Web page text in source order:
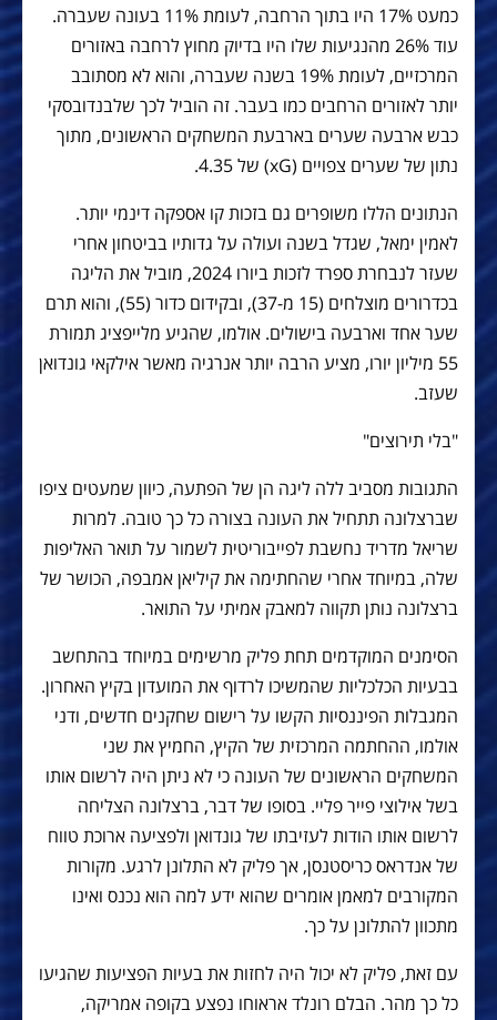
כמעט 17% היו בתוך הרחבה, לעומת 11% בעונה שעברה.
עוד 26% מהנגיעות שלו היו בדיוק מחוץ לרחבה באזורים
המרכזיים, לעומת 19% בשנה שעברה, והוא לא מסתובב
יותר לאזורים הרחבים כמו בעבר. זה הוביל לכך שלבנדובסקי
כבש ארבעה שערים בארבעת המשחקים הראשונים, מתוך
נתון של שערים צפויים (xG) של 4.35.
הנתונים הללו משופרים גם בזכות קו אספקה דינמי יותר.
לאמין ימאל, שגדל בשנה ועולה על גדותיו בביטחון אחרי
שעזר לנבחרת ספרד לזכות ביורו 2024, מוביל את הליגה
בכדרורים מוצלחים (15 מ-37), ובקידום כדור (55), והוא תרם
שער אחד וארבעה בישולים. אולמו, שהגיע מלייפציג תמורת
55 מיליון יורו, מציע הרבה יותר אנרגיה מאשר אילקאי גונדואן
שעזב.
"בלי תירוצים"
התגובות מסביב ללה ליגה הן של הפתעה, כיוון שמעטים ציפו
שברצלונה תתחיל את העונה בצורה כל כך טובה. למרות
שריאל מדריד נחשבת לפייבוריטית לשמור על תואר האליפות
שלה, במיוחד אחרי שהחתימה את קיליאן אמבפה, הכושר של
ברצלונה נותן תקווה למאבק אמיתי על התואר.
הסימנים המוקדמים תחת פליק מרשימים במיוחד בהתחשב
בבעיות הכלכליות שהמשיכו לרדוף את המועדון בקיץ האחרון.
המגבלות הפיננסיות הקשו על רישום שחקנים חדשים, ודני
אולמו, ההחתמה המרכזית של הקיץ, החמיץ את שני
המשחקים הראשונים של העונה כי לא ניתן היה לרשום אותו
בשל אילוצי פייר פליי. בסופו של דבר, ברצלונה הצליחה
לרשום אותו הודות לעזיבתו של גונדואן ולפציעה ארוכת טווח
של אנדראס כריסטנסן, אך פליק לא התלונן לרגע. מקורות
המקורבים למאמן אומרים שהוא ידע למה הוא נכנס ואינו
מתכוון להתלונן על כך.
עם זאת, פליק לא יכול היה לחזות את בעיות הפציעות שהגיעו
כל כך מהר. הבלם רונלד אראוחו נפצע בקופה אמריקה,